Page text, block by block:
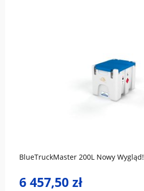
BlueTruckMaster 200L Nowy Wygląd!
6 457,50 zł